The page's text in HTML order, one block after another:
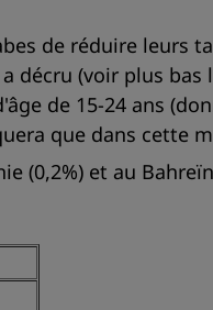
de réduire leurs
décru (voir plus
de 15-24 ans
que dans cette
(0,2%) et au Bahreïn